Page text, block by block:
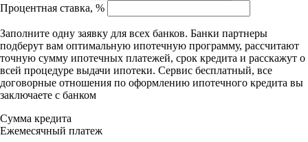
Процентная ставка, %
Заполните одну заявку для всех банков. Банки партнеры
подберут вам оптимальную ипотечную программу, рассчитают
точную сумму ипотечных платежей, срок кредита и расскажут о
всей процедуре выдачи ипотеки. Сервис бесплатный, все
договорные отношения по оформлению ипотечного кредита вы
заключаете с банком
Сумма кредита
Ежемесячный платеж